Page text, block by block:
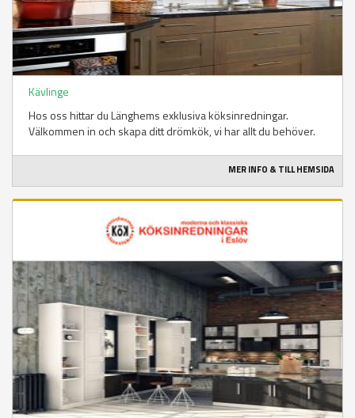
Kävlinge
Hos oss hittar du Länghems exklusiva köksinredningar.
Välkommen in och skapa ditt drömkök, vi har allt du behöver.
MER INFO & TILL HEMSIDA